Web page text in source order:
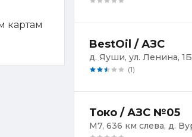
картам
BestOil / АЗС
д. Яуши, ул. Ленина, 1Б
(1)
Токо / АЗС №05